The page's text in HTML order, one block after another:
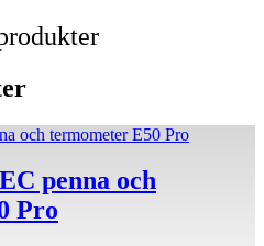
penna och
Pro